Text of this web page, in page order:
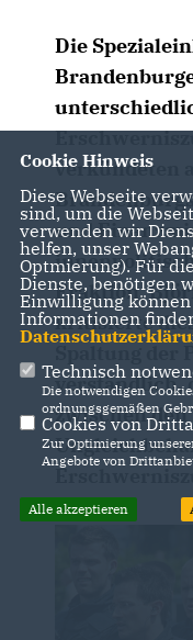
Die
verkündeten
und
Fraktion,
kritisierte
Spaltung der
verständlich,
zwischen den
Cookie Hinweis
Diese Webseite
sind, um die
verwenden wir
helfen, unser
Optmierung). Für
Dienste, benötigen
Einwilligung
Informationen
Technisch
Die notwendigen
ordnungsgemäßen
Cookies von
Zur Optimierung
Angebote von
Alle akzeptieren